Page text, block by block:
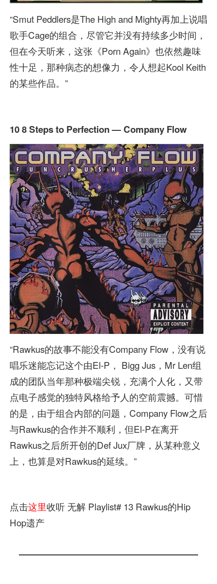
“Smut Peddlers是The High and Mighty再加上说唱
歌手Cage的组合，尽管它并没有持续多少时间，
但在今天听来，这张《Porn Again》也依然趣味
性十足，那种病态的想像力，令人想起Kool Keith
的某些作品。”
10 8 Steps to Perfection — Company Flow
“Rawkus的故事不能没有Company Flow，没有说
唱乐迷能忘记这个由El-P， Bigg Jus，Mr Len组
成的团队当年那种极端尖锐，充满个人化，又带
点电子感觉的独特风格给予人的空前震撼。可惜
的是，由于组合内部的问题，Company Flow之后
与Rawkus的合作并不顺利，但El-P在离开
Rawkus之后所开创的Def Jux厂牌，从某种意义
上，也算是对Rawkus的延续。”
点击这里收听 无解 Playlist# 13 Rawkus的Hip
Hop遗产